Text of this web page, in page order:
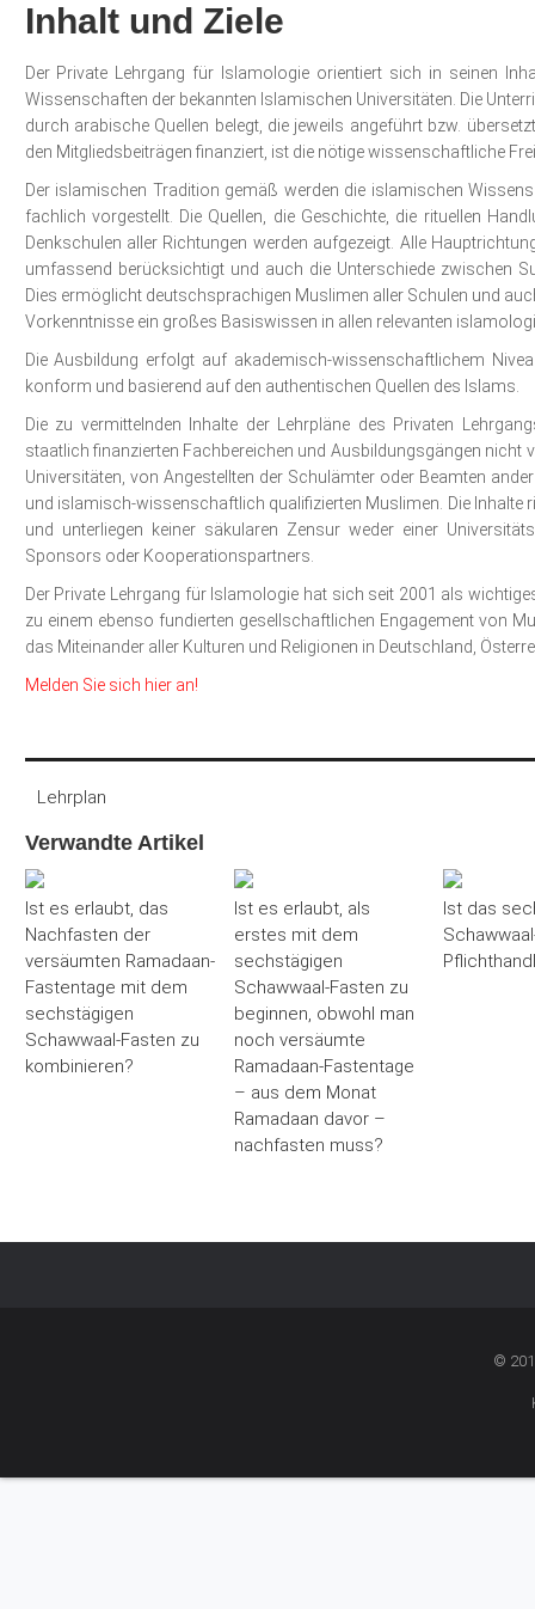
Inhalt und Ziele
Der Private Lehrgang für Islamologie orientiert sich in seinen
Wissenschaften der bekannten Islamischen Universitäten. Die
durch arabische Quellen belegt, die jeweils angeführt bzw.
den Mitgliedsbeiträgen finanziert, ist die nötige wissenschaftliche
Der islamischen Tradition gemäß werden die islamischen
fachlich vorgestellt. Die Quellen, die Geschichte, die rituellen
Denkschulen aller Richtungen werden aufgezeigt. Alle
umfassend berücksichtigt und auch die Unterschiede zwischen
Dies ermöglicht deutschsprachigen Muslimen aller Schulen und
Vorkennt­nisse ein großes Basiswissen in allen relevanten
Die Ausbildung erfolgt auf akademisch-wissenschaftlichem
konform und basierend auf den authentischen Quellen des Islams.
Die zu vermittelnden Inhalte der Lehrpläne des Privaten
staatlich finanzierten Fachbereichen und Ausbildungsgängen nicht
Universitäten, von Angestellten der Schulämter oder Beamten
und islamisch-wissenschaftlich qualifizierten Muslimen. Die Inhalte
und unterliegen keiner säkularen Zensur weder einer
Sponsors oder Kooperationspartners.
Der Private Lehrgang für Islamologie hat sich seit 2001 als
zu einem ebenso fundierten gesellschaftlichen Engagement von
das Miteinander aller Kulturen und Religionen in Deutschland,
Melden Sie sich hier an!
Lehrplan
Verwandte Artikel
Ist es erlaubt, das
Nachfasten der
versäumten Ramadaan-
Fastentage mit dem
sechstägigen
Schawwaal-Fasten zu
kombinieren?
Ist es erlaubt, als
erstes mit dem
sechstägigen
Schawwaal-Fasten zu
beginnen, obwohl man
noch versäumte
Ramadaan-Fastentage
– aus dem Monat
Ramadaan davor –
nachfasten muss?
Ist das
©